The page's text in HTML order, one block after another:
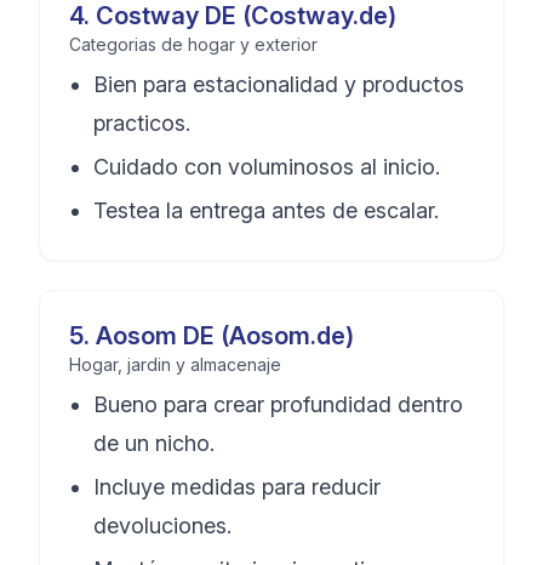
4. Costway DE (Costway.de)
Categorias de hogar y exterior
Bien para estacionalidad y productos
practicos.
Cuidado con voluminosos al inicio.
Testea la entrega antes de escalar.
5. Aosom DE (Aosom.de)
Hogar, jardin y almacenaje
Bueno para crear profundidad dentro
de un nicho.
Incluye medidas para reducir
devoluciones.